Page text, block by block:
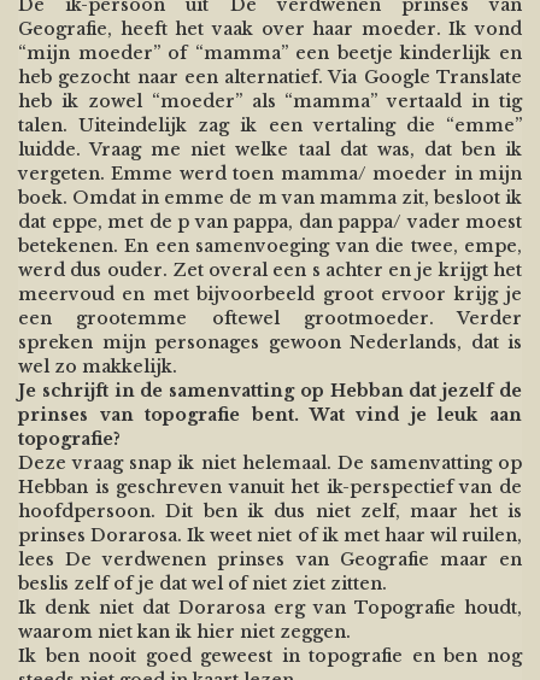
De ik-persoon uit De verdwenen prinses van
Geografie, heeft het vaak over haar moeder. Ik vond
“mijn moeder” of “mamma” een beetje kinderlijk en
heb gezocht naar een alternatief. Via Google Translate
heb ik zowel “moeder” als “mamma” vertaald in tig
talen. Uiteindelijk zag ik een vertaling die “emme”
luidde. Vraag me niet welke taal dat was, dat ben ik
vergeten. Emme werd toen mamma/ moeder in mijn
boek. Omdat in emme de m van mamma zit, besloot ik
dat eppe, met de p van pappa, dan pappa/ vader moest
betekenen. En een samenvoeging van die twee, empe,
werd dus ouder. Zet overal een s achter en je krijgt het
meervoud en met bijvoorbeeld groot ervoor krijg je
een grootemme oftewel grootmoeder. Verder
spreken mijn personages gewoon Nederlands, dat is
wel zo makkelijk.
Je schrijft in de samenvatting op Hebban dat jezelf de
prinses van topografie bent. Wat vind je leuk aan
topografie?
Deze vraag snap ik niet helemaal. De samenvatting op
Hebban is geschreven vanuit het ik-perspectief van de
hoofdpersoon. Dit ben ik dus niet zelf, maar het is
prinses Dorarosa. Ik weet niet of ik met haar wil ruilen,
lees De verdwenen prinses van Geografie maar en
beslis zelf of je dat wel of niet ziet zitten.
Ik denk niet dat Dorarosa erg van Topografie houdt,
waarom niet kan ik hier niet zeggen.
Ik ben nooit goed geweest in topografie en ben nog